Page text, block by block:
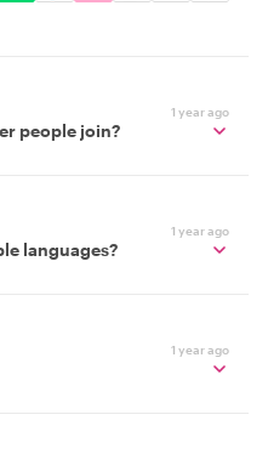
1 year ago
people join?
1 year ago
languages?
1 year ago